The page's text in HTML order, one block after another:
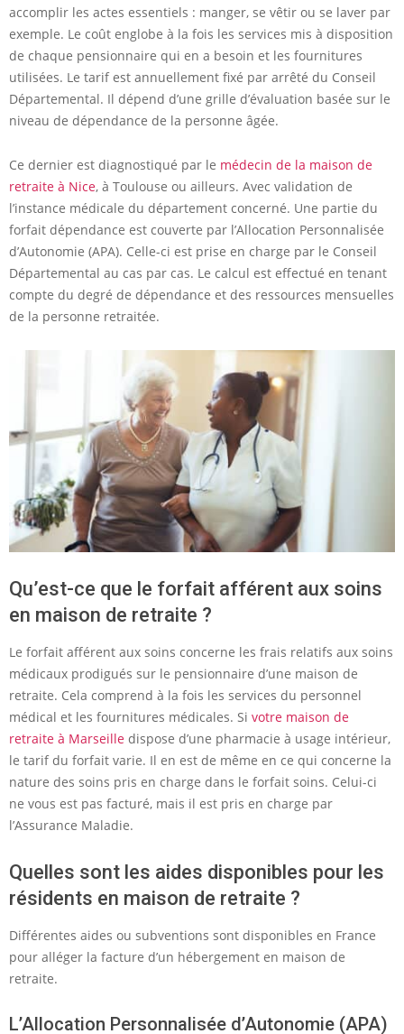
accomplir les actes essentiels : manger, se vêtir ou se laver par
exemple. Le coût englobe à la fois les services mis à disposition
de chaque pensionnaire qui en a besoin et les fournitures
utilisées. Le tarif est annuellement fixé par arrêté du Conseil
Départemental. Il dépend d’une grille d’évaluation basée sur le
niveau de dépendance de la personne âgée.
Ce dernier est diagnostiqué par le médecin de la maison de
retraite à Nice, à Toulouse ou ailleurs. Avec validation de
l’instance médicale du département concerné. Une partie du
forfait dépendance est couverte par l’Allocation Personnalisée
d’Autonomie (APA). Celle-ci est prise en charge par le Conseil
Départemental au cas par cas. Le calcul est effectué en tenant
compte du degré de dépendance et des ressources mensuelles
de la personne retraitée.
Qu’est-ce que le forfait afférent aux soins
en maison de retraite ?
Le forfait afférent aux soins concerne les frais relatifs aux soins
médicaux prodigués sur le pensionnaire d’une maison de
retraite. Cela comprend à la fois les services du personnel
médical et les fournitures médicales. Si votre maison de
retraite à Marseille dispose d’une pharmacie à usage intérieur,
le tarif du forfait varie. Il en est de même en ce qui concerne la
nature des soins pris en charge dans le forfait soins. Celui-ci
ne vous est pas facturé, mais il est pris en charge par
l’Assurance Maladie.
Quelles sont les aides disponibles pour les
résidents en maison de retraite ?
Différentes aides ou subventions sont disponibles en France
pour alléger la facture d’un hébergement en maison de
retraite.
L’Allocation Personnalisée d’Autonomie (APA)